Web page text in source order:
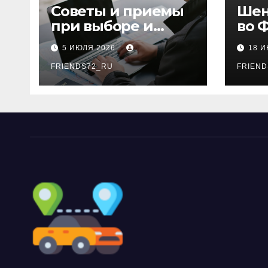
Советы и приемы
при выборе и
бронировании
авиабилетов
5 ИЮЛЯ 2026
FRIENDS72_RU
во
18